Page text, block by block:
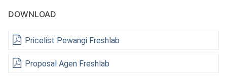
DOWNLOAD
Pricelist Pewangi Freshlab
Proposal Agen Freshlab